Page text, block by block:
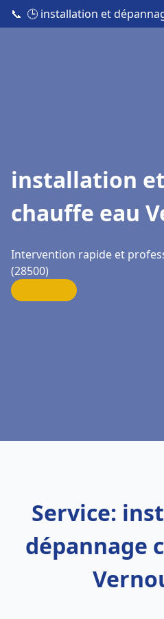
📞 🕒 installation et
installation
chauffe eau
Intervention rapide et
(28500)
Service:
dépannage